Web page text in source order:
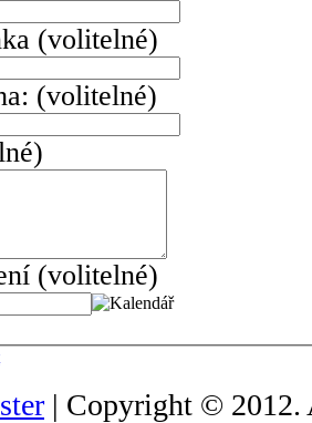
(volitelné)
(volitelné)
(volitelné)
| Copyright © 2012.